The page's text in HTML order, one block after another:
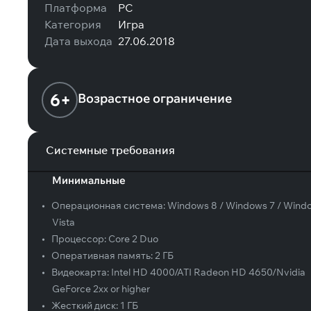
Платформа
PC
Категория
Игра
Дата выхода 27.06.2018
6+ Возрастное ограничение
Системные требования
Минимальные
• Операционная система:Windows 8 / Windows 7 /
Vista
•
Процессор: Core 2 Duo
•
Оперативная память:2 ГБ
•
Видеокарта: Intel HD 4000/ATI Radeon HD 4650/Nvidia
GeForce 2xx or higher
•
Жесткий диск: 1 ГБ